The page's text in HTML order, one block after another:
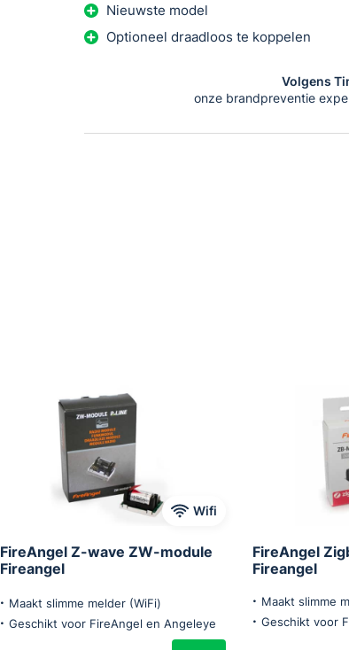
Nieuwste model
Optioneel draadloos te koppelen
Volgens
onze brandpreventie
Wifi
FireAngel Z-wave ZW-module
Fireangel
Maakt slimme melder (WiFi)
Geschikt voor FireAngel en Angeleye
FireAngel
Fireangel
Maakt slimme
Geschikt voor